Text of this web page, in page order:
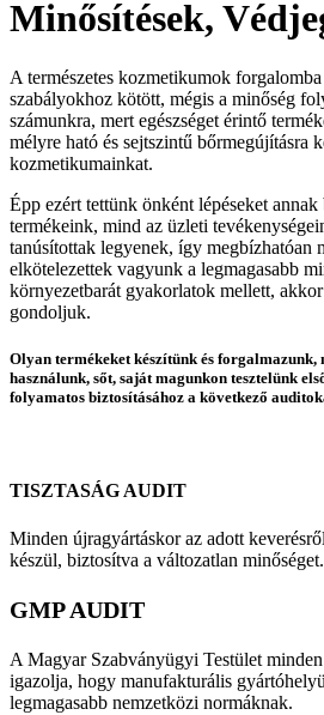
Minősítések,
A természetes kozmetikumok
szabályokhoz kötött, mégis a minőség
számunkra, mert egészséget érintő
mélyre ható és sejtszintű bőrmegújításra
kozmetikumainkat.
Épp ezért tettünk önként lépéseket
termékeink, mind az üzleti
tanúsítottak legyenek, így megbízhatóan
elkötelezettek vagyunk a legmagasabb
környezetbarát gyakorlatok mellett,
gondoljuk.
Olyan termékeket készítünk és forgalmazunk,
használunk, sőt, saját magunkon tesztelünk
folyamatos biztosításához a következő
TISZTASÁG AUDIT
Minden újragyártáskor az adott
készül, biztosítva a változatlan minőséget.
GMP AUDIT
A Magyar Szabványügyi Testület
igazolja, hogy manufakturális
legmagasabb nemzetközi normáknak.